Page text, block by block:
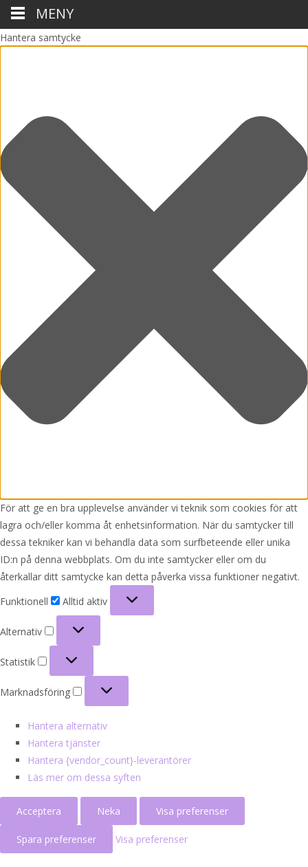
Hantera samtycke
För att ge en bra upplevelse använder vi teknik som cookies för att
lagra och/eller komma åt enhetsinformation. När du samtycker till
dessa tekniker kan vi behandla data som surfbeteende eller unika
ID:n på denna webbplats. Om du inte samtycker eller om du
återkallar ditt samtycke kan detta påverka vissa funktioner negativt.
Funktionell
Alltid aktiv
Alternativ
Statistik
Marknadsföring
Hantera alternativ
Hantera tjänster
Hantera {vendor_count}-leverantörer
Läs mer om dessa syften
Acceptera Neka Visa preferenser
Spara preferenser Visa preferenser
MENY